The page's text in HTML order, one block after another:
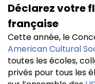
Déclarez votre
française
Cette année, le
American Cultural
toutes les écoles,
privés pour tous les